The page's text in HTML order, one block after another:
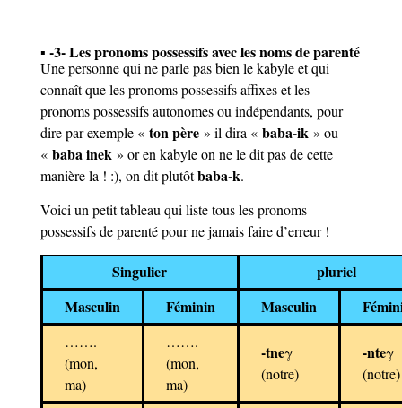
▪ -3- Les pronoms possessifs avec les noms de parenté
Une personne qui ne parle pas bien le kabyle et qui
connaît que les pronoms possessifs affixes et les
pronoms possessifs autonomes ou indépendants, pour
dire par exemple « ton père» il dira « baba-ik » ou
« baba inek » or en kabyle on ne le dit pas de cette
manière la ! :), on dit plutôtbaba-k.
Voici un petit tableau qui liste tous les pronoms
possessifs de parenté pour ne jamais faire d’erreur !
Singulier
pluriel
Masculin
Féminin Masculin
…….
(mon,
ma)
…….
(mon,
ma)
-tneγ
(notre)
-nteγ
(notre)